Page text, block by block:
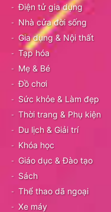
Điện tử gia dụng
Nhà cửa đời sống
Gia dụng & Nội thất
Tạp hóa
Mẹ & Bé
Đồ chơi
Sức khỏe & Làm đẹp
Thời trang & Phụ kiện
Du lịch & Giải trí
Khóa học
Giáo dục & Đào tạo
Sách
Thể thao dã ngoại
Xe máy